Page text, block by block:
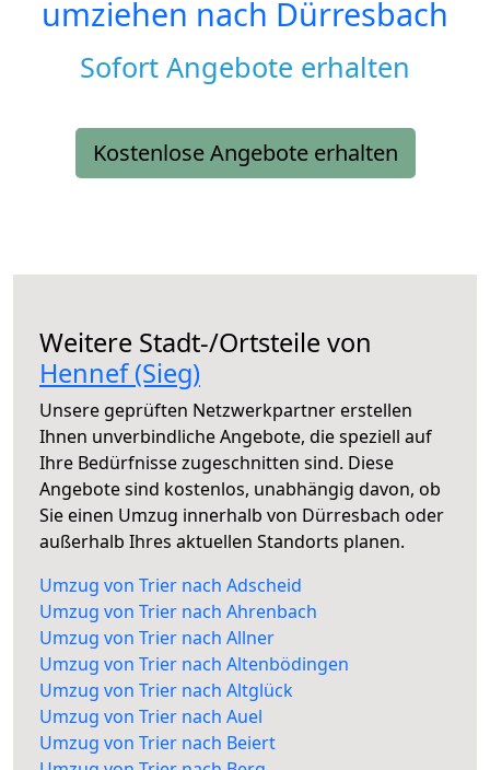
umziehen nach Dürresbach
Sofort Angebote erhalten
Kostenlose Angebote erhalten
Weitere Stadt-/Ortsteile von
Hennef (Sieg)
Unsere geprüften Netzwerkpartner erstellen
Ihnen unverbindliche Angebote, die speziell auf
Ihre Bedürfnisse zugeschnitten sind. Diese
Angebote sind kostenlos, unabhängig davon, ob
Sie einen Umzug innerhalb von Dürresbach oder
außerhalb Ihres aktuellen Standorts planen.
Umzug von Trier nach Adscheid
Umzug von Trier nach Ahrenbach
Umzug von Trier nach Allner
Umzug von Trier nach Altenbödingen
Umzug von Trier nach Altglück
Umzug von Trier nach Auel
Umzug von Trier nach Beiert